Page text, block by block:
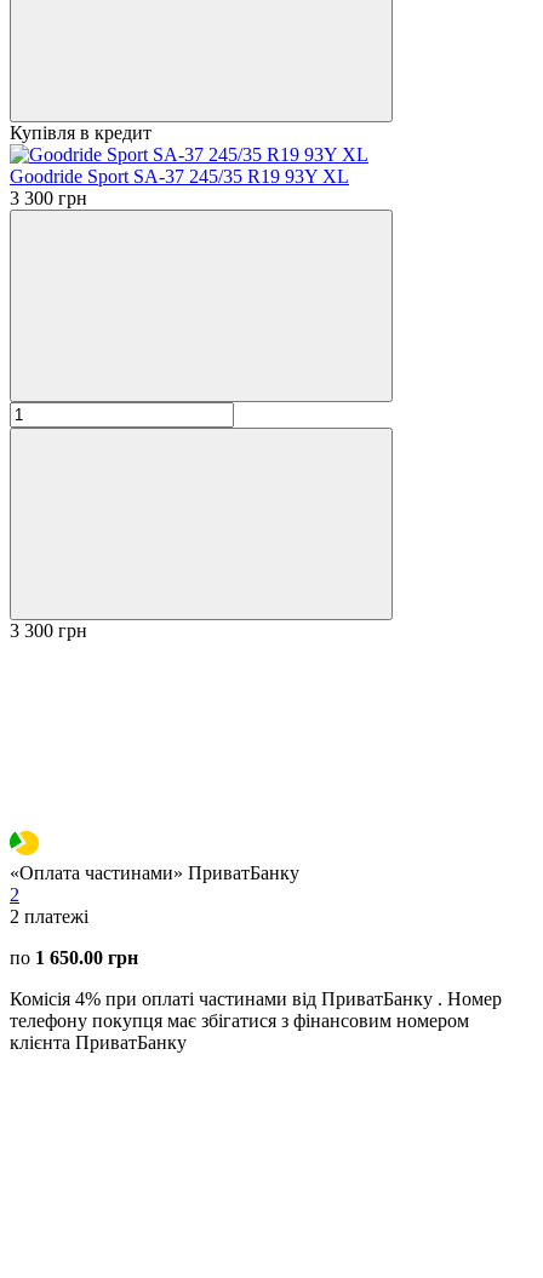
Купівля в кредит
Goodride Sport SA-37 245/35 R19 93Y XL
3 300 грн
3 300 грн
«Оплата частинами» ПриватБанку
2
2 платежі
по 1 650.00 грн
Комісія 4% при оплаті частинами від ПриватБанку . Номер
телефону покупця має збігатися з фінансовим номером
клієнта ПриватБанку